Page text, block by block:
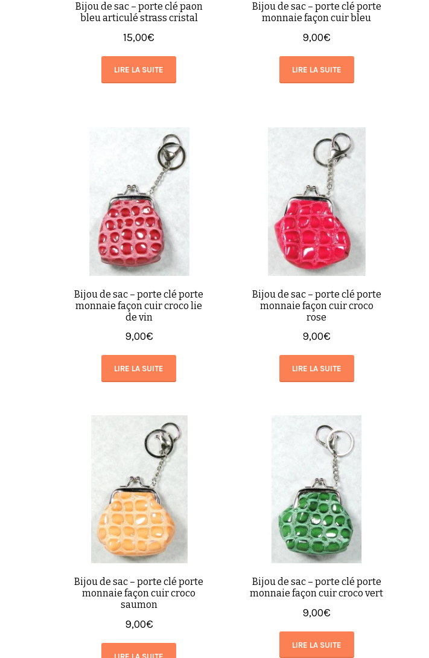
Bijou de sac – porte clé paon
bleu articulé strass cristal
15,00€
LIRE LA SUITE
Bijou de sac – porte clé porte
monnaie façon cuir bleu
9,00€
LIRE LA SUITE
Bijou de sac – porte clé porte
monnaie façon cuir croco lie
de vin
9,00€
LIRE LA SUITE
Bijou de sac – porte clé porte
monnaie façon cuir croco
rose
9,00€
LIRE LA SUITE
Bijou de sac – porte clé porte
monnaie façon cuir croco
saumon
9,00€
Bijou de sac – porte clé porte
monnaie façon cuir croco vert
9,00€
LIRE LA SUITE